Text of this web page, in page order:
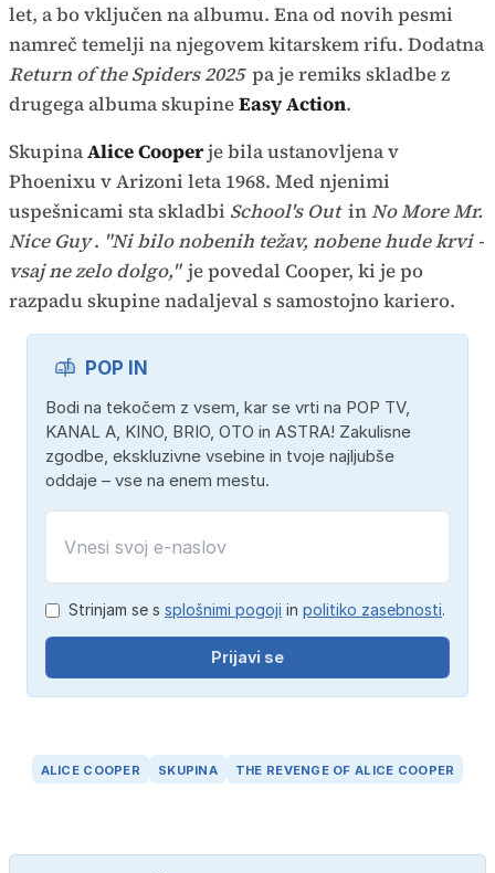
let, a bo vključen na albumu. Ena od novih pesmi
namreč temelji na njegovem kitarskem rifu. Dodatna
Return of the Spiders 2025 pa je remiks skladbe z
drugega albuma skupineEasy Action.
SkupinaAlice Cooperje bila ustanovljena v
Phoenixu v Arizoni leta 1968. Med njenimi
uspešnicami sta skladbi School's Out inNo More Mr.
Nice Guy. "Ni bilo nobenih težav, nobene hude krvi -
vsaj ne zelo dolgo," je povedal Cooper, ki je po
razpadu skupine nadaljeval s samostojno kariero.
POP IN
Bodi na tekočem z vsem, kar se vrti na POP TV,
KANAL A, KINO, BRIO, OTO in ASTRA! Zakulisne
zgodbe, ekskluzivne vsebine in tvoje najljubše
oddaje – vse na enem mestu.
Strinjam se s splošnimi pogoji in politiko zasebnosti.
Prijavi se
ALICE COOPER SKUPINA THE REVENGE OF ALICE COOPER